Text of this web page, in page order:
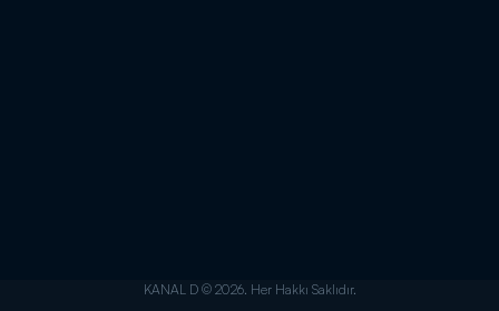
KANAL D © 2026. Her Hakkı Saklıdır.